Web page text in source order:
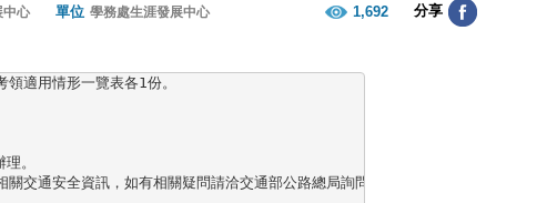
中心 單位 學務處生涯發展中心 1,692 分享
適用情形一覽表各1份。
。
關交通安全資訊，如有相關疑問請洽交通部公路總局詢問（聯絡電話：02-